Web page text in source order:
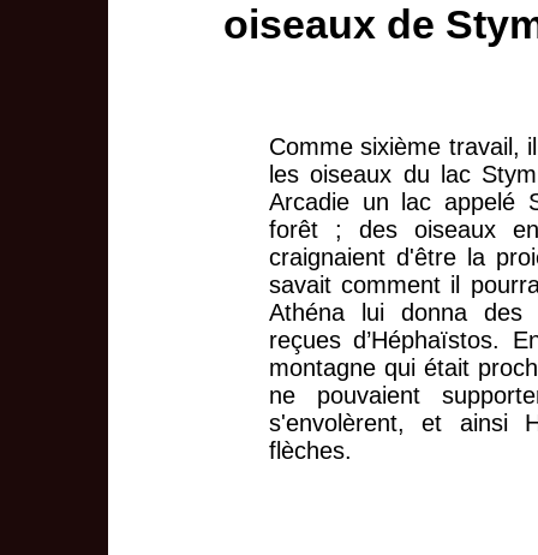
oiseaux de
Comme sixième travail,
les oiseaux du lac
Arcadie un lac appelé
forêt ; des oiseaux
craignaient d'être la
savait comment il
Athéna lui donna des
reçues d’Héphaïstos.
montagne qui était
ne pouvaient
s'envolèrent, et ainsi
flèches.